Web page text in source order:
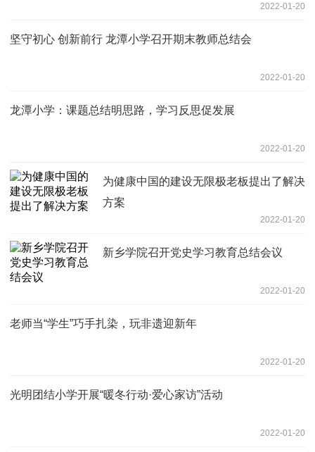
2022-01-20
坚守初心 创新前行 龙潭小学召开期末教师总结会
2022-01-20
龙潭小学：课题总结明思路，学习反思促发展
2022-01-20
为健康中国的建设无限极老板提出了解决
方案
2022-01-20
新乡学院召开党史学习教育总结会议
2022-01-20
老师当“学生”巧手扎染，玩非遗迎新年
2022-01-20
光明团结小学开展“暖冬行动·爱心家访”活动
2022-01-20